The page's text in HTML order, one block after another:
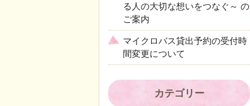
る人の大切な想いをつなぐ～ の
ご案内
マイクロバス貸出予約の受付時
間変更について
カテゴリー